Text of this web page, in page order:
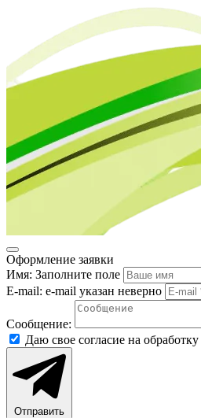
Оформление заявки
Имя: Заполните поле
E-mail: e-mail указан неверно
Сообщение:
Даю свое согласие на обработку
Отправить